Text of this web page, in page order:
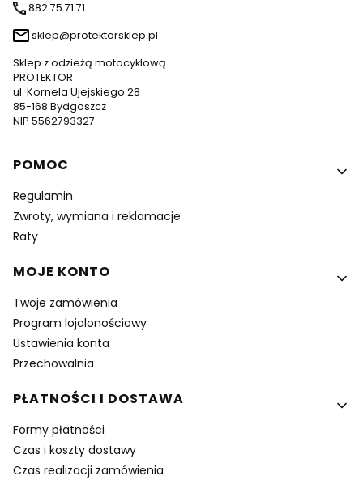
882 75 71 71
sklep@protektorsklep.pl
Sklep z odzieżą motocyklową
PROTEKTOR
ul. Kornela Ujejskiego 28
85-168 Bydgoszcz
NIP 5562793327
Linki w stopce
POMOC
Regulamin
Zwroty, wymiana i reklamacje
Raty
MOJE KONTO
Twoje zamówienia
Program lojalonościowy
Ustawienia konta
Przechowalnia
PŁATNOŚCI I DOSTAWA
Formy płatności
Czas i koszty dostawy
Czas realizacji zamówienia